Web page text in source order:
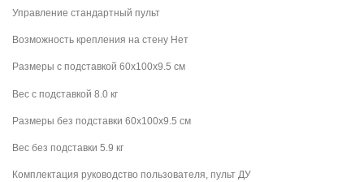
Управление стандартный пульт
Возможность крепления на стену Нет
Размеры с подставкой 60x100x9.5 см
Вес с подставкой 8.0 кг
Размеры без подставки 60x100x9.5 см
Вес без подставки 5.9 кг
Комплектация руководство пользователя, пульт ДУ